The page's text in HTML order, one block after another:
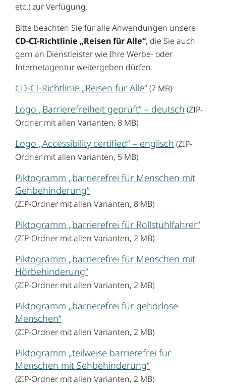
etc.) zur Verfügung.
Bitte beachten Sie für alle Anwendungen unsere
CD-CI-Richtlinie „Reisen für Alle“, die Sie auch
gern an Dienstleister wie Ihre Werbe- oder
Internetagentur weitergeben dürfen.
CD-CI-Richtlinie „Reisen für Alle“(7 MB)
Logo „Barrierefreiheit geprüft“ – deutsch (ZIP-
Ordner mit allen Varianten, 8 MB)
Logo „Accessibility certified“ – englisch (ZIP-
Ordner mit allen Varianten, 5 MB)
Piktogramm „barrierefrei für Menschen mit
Gehbehinderung“
(ZIP-Ordner mit allen Varianten, 8 MB)
Piktogramm „barrierefrei für Rollstuhlfahrer“
(ZIP-Ordner mit allen Varianten, 2 MB)
Piktogramm „barrierefrei für Menschen mit
Hörbehinderung“
(ZIP-Ordner mit allen Varianten, 2 MB)
Piktogramm „barrierefrei für gehörlose
Menschen“
(ZIP-Ordner mit allen Varianten, 2 MB)
Piktogramm „teilweise barrierefrei für
Menschen mit Sehbehinderung“
(ZIP-Ordner mit allen Varianten, 2 MB)